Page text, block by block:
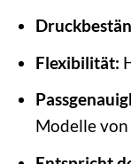
Flexibilität:
Modelle